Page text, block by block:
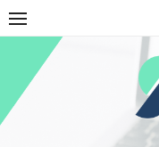
Skip
to
content